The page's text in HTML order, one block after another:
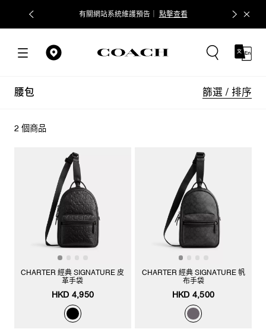
有關網站系統維護預告｜ 點擊查看
腰包 篩選 / 排序
2 個商品
CHARTER 經典 SIGNATURE 皮
革手袋
HKD 4,950
CHARTER 經典 SIGNATURE 帆
布手袋
HKD 4,500